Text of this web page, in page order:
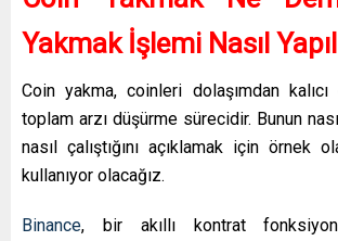
Yakmak İşlemi Nasıl
Coin yakma, coinleri dolaşımdan kalıcı
toplam arzı düşürme sürecidir. Bunun
nasıl çalıştığını açıklamak için örnek
kullanıyor olacağız.
Binance, bir akıllı kontrat